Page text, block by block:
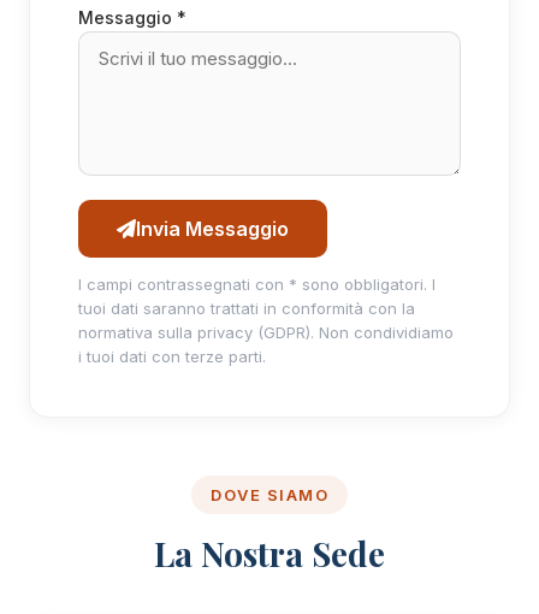
Messaggio *
Invia Messaggio
I campi contrassegnati con * sono obbligatori. I
tuoi dati saranno trattati in conformità con la
normativa sulla privacy (GDPR). Non condividiamo
i tuoi dati con terze parti.
DOVE SIAMO
La Nostra Sede